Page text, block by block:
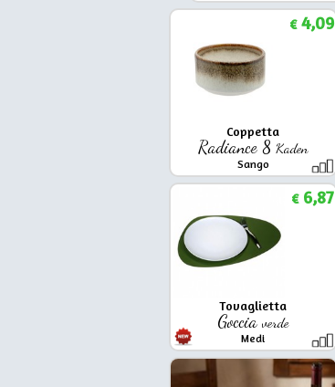
Coppetta
Radiance 8 Kaden
Sango
€4,09
Tovaglietta
Goccia verde
Medi
€6,87